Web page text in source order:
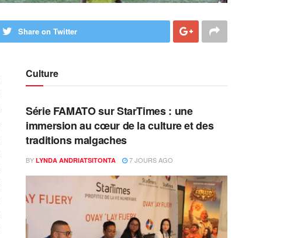
Share on Twitter
Culture
Série FAMATO sur StarTimes : une
immersion au cœur de la culture et des
traditions malgaches
BY LYNDA ANDRIATSITONTA 7 JOURS AGO